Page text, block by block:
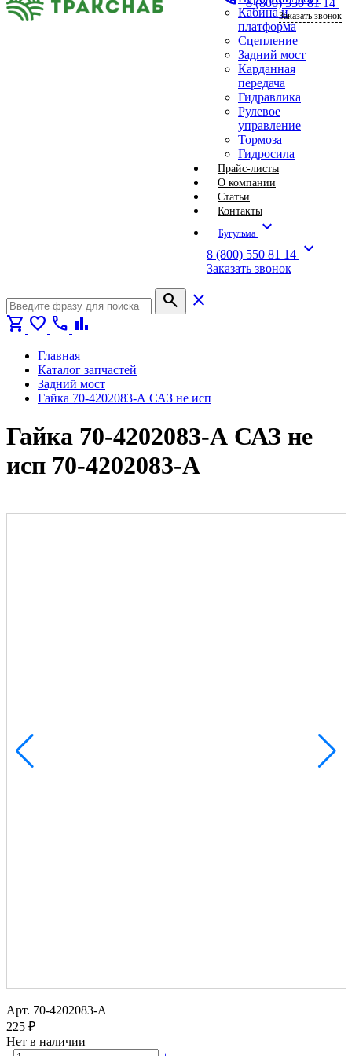
Кабина и
платформа
Сцепление
Задний мост
Карданная
передача
Гидравлика
Рулевое
управление
Тормоза
Гидросила
Прайс-листы
О компании
Статьи
Контакты
Бугульма expand_more
8 (800) 550 81 14 expand_more
Заказать звонок
Заказать звонок
search
close
shopping_cart favorite call bar_chart
Главная
Каталог запчастей
Задний мост
Гайка 70-4202083-А САЗ не исп
Гайка 70-4202083-А САЗ не
исп 70-4202083-А
Арт. 70-4202083-А
225 ₽
Нет в наличии